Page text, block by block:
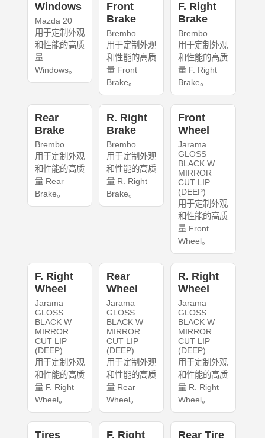
Windows
Mazda 20
用于定制外观
和性能的高质
量
Windows。
Front
Brake
Brembo
用于定制外观
和性能的高质
量 Front
Brake。
F. Right
Brake
Brembo
用于定制外观
和性能的高质
量 F. Right
Brake。
Rear
Brake
Brembo
用于定制外观
和性能的高质
量 Rear
Brake。
R. Right
Brake
Brembo
用于定制外观
和性能的高质
量 R. Right
Brake。
Front
Wheel
Jarama
GLOSS
BLACK W
MIRROR
CUT LIP
(DEEP)
用于定制外观
和性能的高质
量 Front
Wheel。
F. Right
Wheel
Jarama
GLOSS
BLACK W
MIRROR
CUT LIP
(DEEP)
用于定制外观
和性能的高质
量 F. Right
Wheel。
Rear
Wheel
Jarama
GLOSS
BLACK W
MIRROR
CUT LIP
(DEEP)
用于定制外观
和性能的高质
量 Rear
Wheel。
R. Right
Wheel
Jarama
GLOSS
BLACK W
MIRROR
CUT LIP
(DEEP)
用于定制外观
和性能的高质
量 R. Right
Wheel。
Tires F. Right Rear Tire